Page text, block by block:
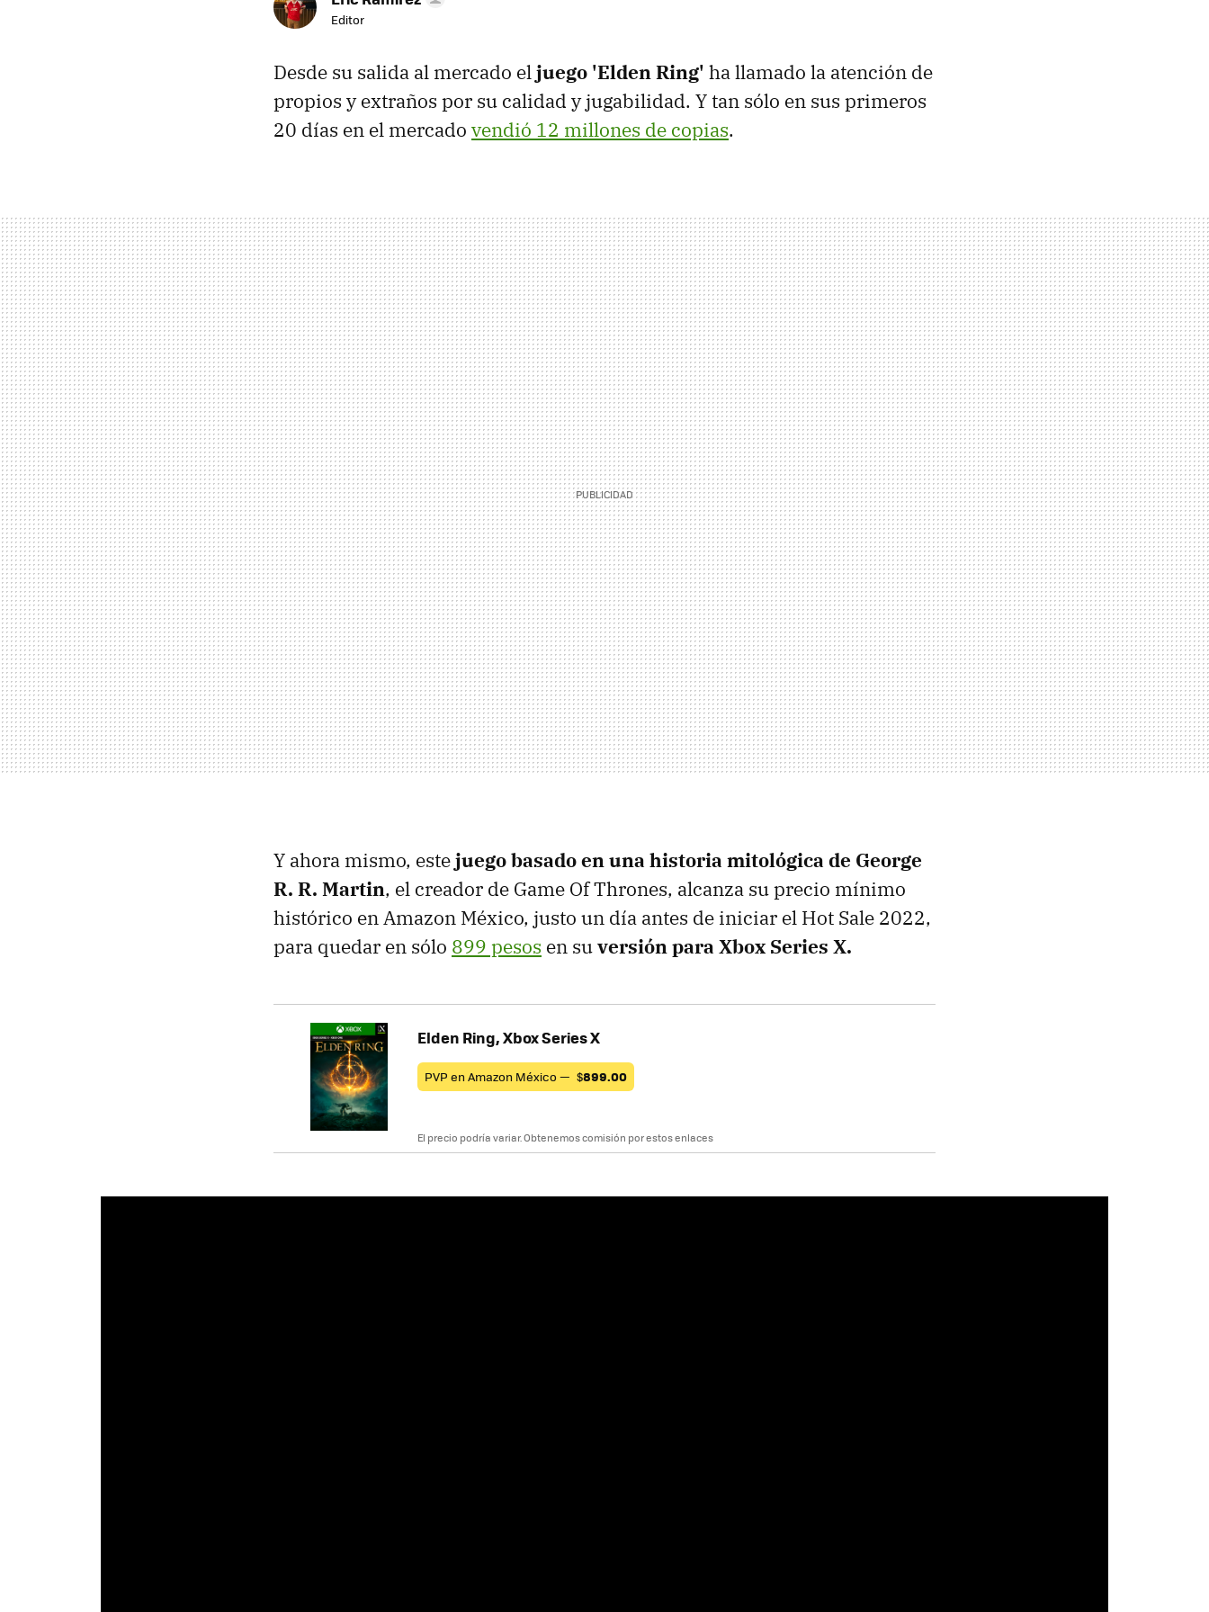
Editor
Desde su salida al mercado eljuego 'Elden Ring' ha llamado la atención de
propios y extraños por su calidad y jugabilidad. Y tan sólo en sus primeros
20 días en el mercado vendió 12 millones de copias.
Y ahora mismo, estejuego basado en una historia mitológica de George
R. R. Martin, el creador de Game Of Thrones, alcanza su precio mínimo
histórico en Amazon México, justo un día antes de iniciar el Hot Sale 2022,
para quedar en sólo 899 pesos en suversión para Xbox Series X.
Elden Ring, Xbox Series X
PVP en Amazon México — $899.00
El precio podría variar. Obtenemos comisión por estos enlaces